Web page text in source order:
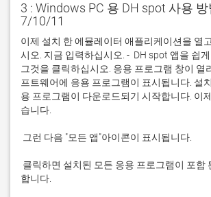
3 : Windows PC 용 DH spot 사용
7/10/11
이제 설치 한 에뮬레이터 애플리케이션을 열
시오. 지금 입력하십시오. -  DH spot 앱을 쉽
그것을 클릭하십시오. 응용 프로그램 창이 열
프트웨어에 응용 프로그램이 표시됩니다. 설
용 프로그램이 다운로드되기 시작합니다. 이